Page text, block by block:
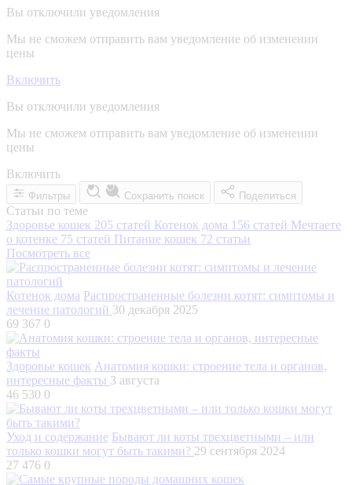
Вы отключили уведомления
Мы не сможем отправить вам уведомление об изменении
цены
Включить
Вы отключили уведомления
Мы не сможем отправить вам уведомление об изменении
цены
Включить
Фильтры Сохранить поиск Поделиться
Статьи по теме
Здоровье кошек 205 статей Котенок дома 156 статей Мечтаете
о котенке 75 статей Питание кошек 72 статьи
Посмотреть все
Котенок дома Распространенные болезни котят: симптомы и
лечение патологий 30 декабря 2025
69 367 0
Здоровье кошек Анатомия кошки: строение тела и органов,
интересные факты 3 августа
46 530 0
Уход и содержание Бывают ли коты трехцветными – или
только кошки могут быть такими? 29 сентября 2024
27 476 0